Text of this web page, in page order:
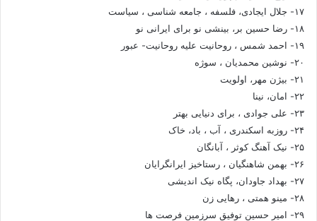
۱۷- جلال ایجادی، فلسفه ، جامعه شناسی ، سیاست
۱۸- رضا حسین بر، بینشی نو برای ایرانی نو
۱۹- احمد شمس ، روحانیت علیه روحانیت- عبور
۲۰- نوشین محمدیان ، سوژه
۲۱- بیژن مهر، اولویت
۲۲- امان، نینا
۲۳- علی جوادی ، برای دنیایی بهتر
۲۴- روزبه اسکندری ، آب ، باد، خاک
۲۵- نیک آهنگ کوثر ، آبانگان
۲۶- بهمن شاهنگیان ، رستاخیز ایرانگرایان
۲۷- بهداد جاودان، پگاه نیک اندیشی
۲۸- مینو همتی ، رهایی زن
۲۹- امیر حسین توفیق سرزمین فرصت ها